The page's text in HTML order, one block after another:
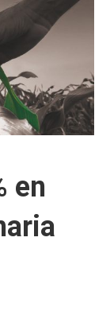
en